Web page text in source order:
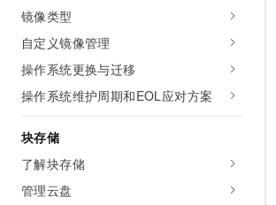
镜像类型
自定义镜像管理
操作系统更换与迁移
操作系统维护周期和EOL应对方案
块存储
了解块存储
管理云盘
域名与网站
终端用户计算
Serverless
开发工具
迁移与运维管理